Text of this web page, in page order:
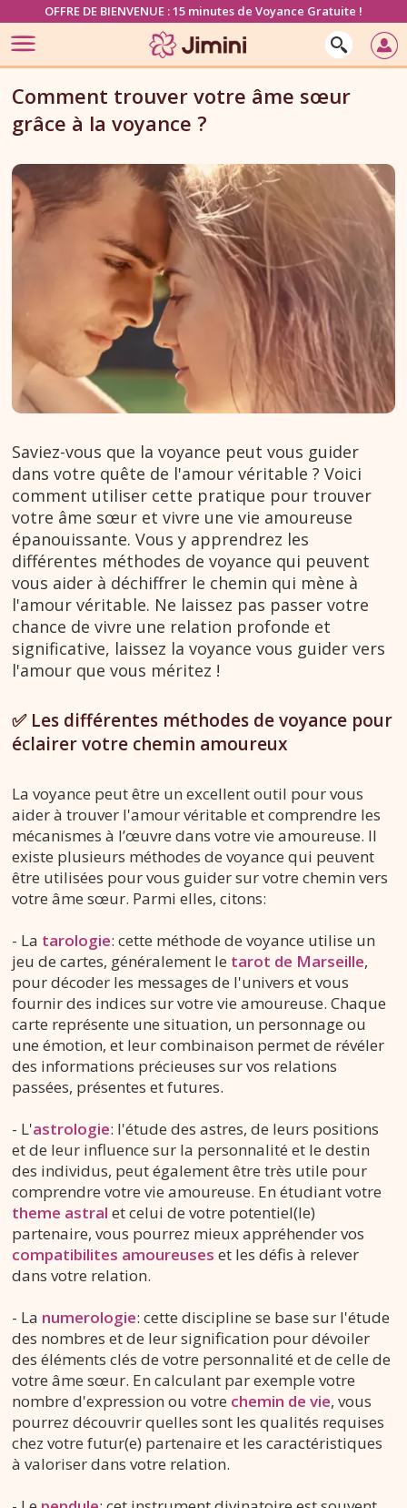
OFFRE DE BIENVENUE : 15 minutes de Voyance Gratuite !
Comment trouver votre âme sœur
grâce à la voyance ?
Saviez-vous que la voyance peut vous guider
dans votre quête de l'amour véritable ? Voici
comment utiliser cette pratique pour trouver
votre âme sœur et vivre une vie amoureuse
épanouissante. Vous y apprendrez les
différentes méthodes de voyance qui peuvent
vous aider à déchiffrer le chemin qui mène à
l'amour véritable. Ne laissez pas passer votre
chance de vivre une relation profonde et
significative, laissez la voyance vous guider vers
l'amour que vous méritez !
✅ Les différentes méthodes de voyance pour
éclairer votre chemin amoureux
La voyance peut être un excellent outil pour vous
aider à trouver l'amour véritable et comprendre les
mécanismes à l’œuvre dans votre vie amoureuse. Il
existe plusieurs méthodes de voyance qui peuvent
être utilisées pour vous guider sur votre chemin vers
votre âme sœur. Parmi elles, citons:
- La tarologie: cette méthode de voyance utilise un
jeu de cartes, généralement le tarot de Marseille,
pour décoder les messages de l'univers et vous
fournir des indices sur votre vie amoureuse. Chaque
carte représente une situation, un personnage ou
une émotion, et leur combinaison permet de révéler
des informations précieuses sur vos relations
passées, présentes et futures.
- L'astrologie: l'étude des astres, de leurs positions
et de leur influence sur la personnalité et le destin
des individus, peut également être très utile pour
comprendre votre vie amoureuse. En étudiant votre
theme astral et celui de votre potentiel(le)
partenaire, vous pourrez mieux appréhender vos
compatibilites amoureuses et les défis à relever
dans votre relation.
- La numerologie: cette discipline se base sur l'étude
des nombres et de leur signification pour dévoiler
des éléments clés de votre personnalité et de celle de
votre âme sœur. En calculant par exemple votre
nombre d'expression ou votre chemin de vie, vous
pourrez découvrir quelles sont les qualités requises
chez votre futur(e) partenaire et les caractéristiques
à valoriser dans votre relation.